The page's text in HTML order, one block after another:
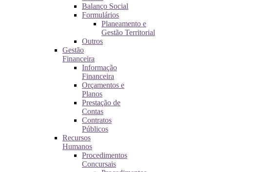
Balanço Social
Formulários
Planeamento e
Gestão Territorial
Outros
Gestão
Financeira
Informação
Financeira
Orçamentos e
Planos
Prestação de
Contas
Contratos
Públicos
Recursos
Humanos
Procedimentos
Concursais